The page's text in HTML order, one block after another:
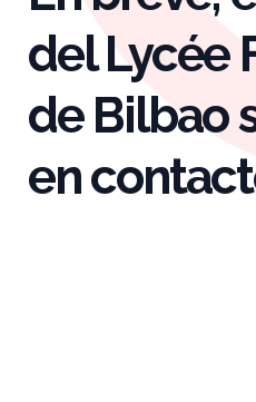
del Lycée
de Bilbao
en